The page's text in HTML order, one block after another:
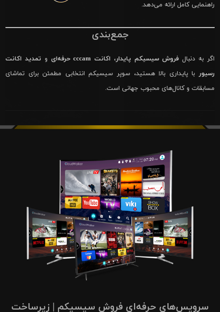
راهنمایی کامل ارائه می‌دهد.
جمع‌بندی
اگر به دنبال فروش سیسیکم پایدار، اکانت cccam حرفه‌ای و تمدید اکانت
رسیور با پایداری بالا هستید، سوپر سیسیکم انتخابی مطمئن برای تماشای
مسابقات و کانال‌های محبوب جهانی است.
سرویس‌های حرفه‌ای فروش سیسیکم | زیرساخت